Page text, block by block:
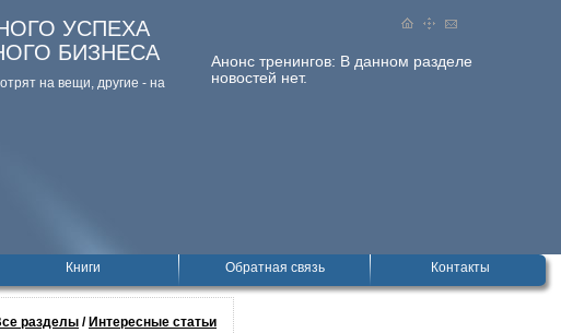
Анонс тренингов: В данном разделе
новостей нет.
УСПЕХА
БИЗНЕСА
на вещи, дpугие - на
Книги Обратная связь Контакты
разделы / Интересные статьи